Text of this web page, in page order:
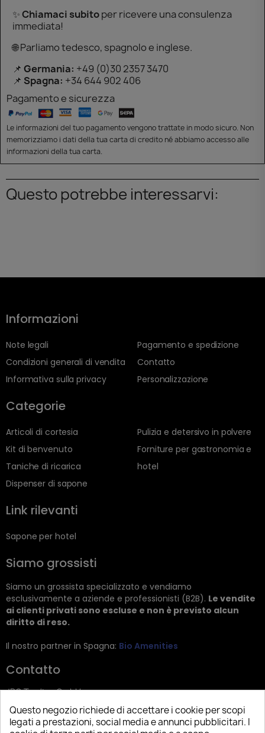
✨Chiamaci subitoper ricevere una consulenza
immediata!
🌐 Parliamo tedesco, spagnolo e inglese.
📌 Germania: +49 (0)30 2357 3470
📌 Spagna: +34 644 902 406
Pagamento e sicurezza
Le informazioni del tuo pagamento vengono trattate in modo sicuro. Non
memorizziamo i dati della tua carta di credito né abbiamo accesso alle
informazioni della tua carta.
Questo potrebbe interessarvi:
Informazioni
Note legali
Condizioni generali di vendita
Informativa sulla privacy
Pagamento e spedizione
Contatto
Personalizzazione
Categorie
Articoli di cortesia
Kit di benvenuto
Taniche di ricarica
Dispenser di sapone
Pulizia e detersivo in polvere
Forniture per gastronomia e
hotel
Link rilevanti
Sapone per hotel
Siamo grossisti
Siamo un grossista specializzato e vendiamo
esclusivamente a aziende e professionisti (B2B). Le vendite
ai clienti privati sono escluse e non è previsto alcun
diritto di reso.
Il nostro partner in Spagna: Bio Amenities
Contatto
JRG Trading GmbH
Zietenstr. 9
12244 Berlin
Questo negozio richiede di accettare i cookie per scopi
legati a prestazioni, social media e annunci pubblicitari. I